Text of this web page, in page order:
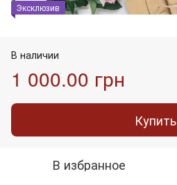
Эксклюзив
В наличии
1 000.00 грн
Купить
В избранное